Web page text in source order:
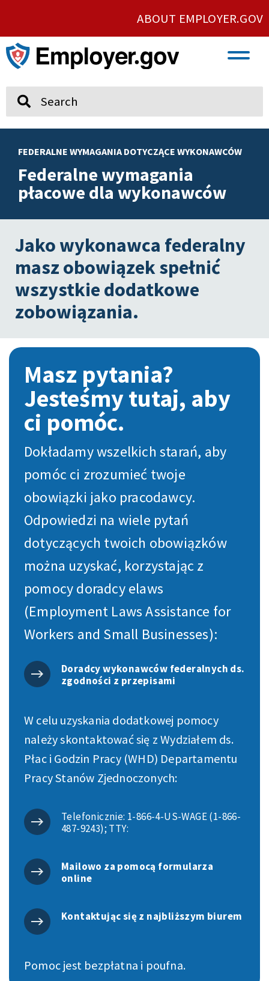
ABOUT EMPLOYER.GOV
FEDERALNE WYMAGANIA DOTYCZĄCE WYKONAWCÓW
Federalne wymagania
płacowe dla wykonawców
Jako wykonawca federalny
masz obowiązek spełnić
wszystkie dodatkowe
zobowiązania.
Masz pytania?
Jesteśmy tutaj, aby
ci pomóc.
Dokładamy wszelkich starań, aby
pomóc ci zrozumieć twoje
obowiązki jako pracodawcy.
Odpowiedzi na wiele pytań
dotyczących twoich obowiązków
można uzyskać, korzystając z
pomocy doradcy elaws
(Employment Laws Assistance for
Workers and Small Businesses):
Doradcy wykonawców federalnych ds.
zgodności z przepisami
W celu uzyskania dodatkowej pomocy
należy skontaktować się z Wydziałem ds.
Płac i Godzin Pracy (WHD) Departamentu
Pracy Stanów Zjednoczonych:
Telefonicznie: 1-866-4-US-WAGE (1-866-
487-9243); TTY:
Mailowo za pomocą formularza
online
Kontaktując się z najbliższym biurem
Pomoc jest bezpłatna i poufna.